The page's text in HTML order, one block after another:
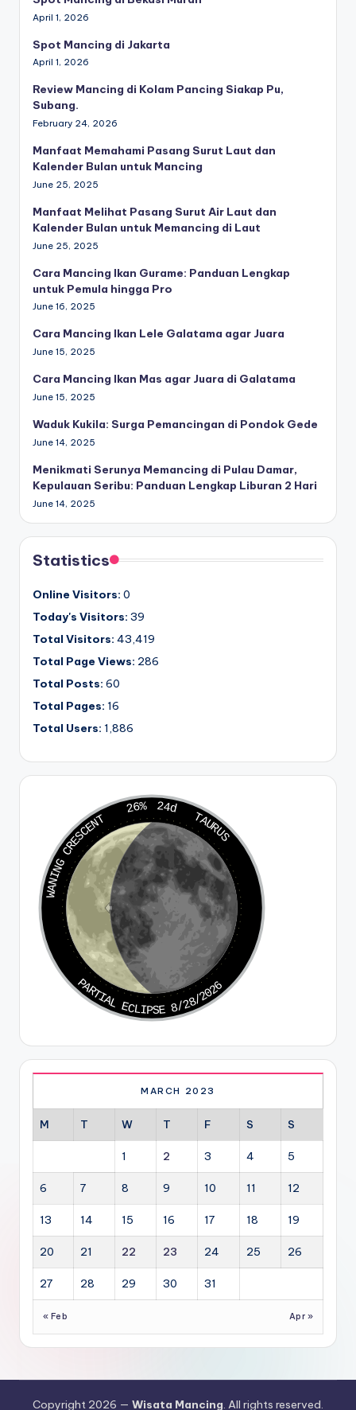
April 1, 2026
Spot Mancing di Jakarta
April 1, 2026
Review Mancing di Kolam Pancing Siakap Pu,
Subang.
February 24, 2026
Manfaat Memahami Pasang Surut Laut dan
Kalender Bulan untuk Mancing
June 25, 2025
Manfaat Melihat Pasang Surut Air Laut dan
Kalender Bulan untuk Memancing di Laut
June 25, 2025
Cara Mancing Ikan Gurame: Panduan Lengkap
untuk Pemula hingga Pro
June 16, 2025
Cara Mancing Ikan Lele Galatama agar Juara
June 15, 2025
Cara Mancing Ikan Mas agar Juara di Galatama
June 15, 2025
Waduk Kukila: Surga Pemancingan di Pondok Gede
June 14, 2025
Menikmati Serunya Memancing di Pulau Damar,
Kepulauan Seribu: Panduan Lengkap Liburan 2 Hari
June 14, 2025
Statistics
Online Visitors: 0
Today's Visitors: 39
Total Visitors: 43,419
Total Page Views: 286
Total Posts: 60
Total Pages: 16
Total Users: 1,886
26% 24d
TAURUS
WANING CRESCENT
PARTIAL ECLIPSE 8/28/2026
MARCH 2023
M T W T F S S
1 2 3 4 5
6 7 8 9 10 11 12
13 14 15 16 17 18 19
20 21 22 23 24 25 26
27 28 29 30 31
« Feb Apr »
Copyright 2026 — Wisata Mancing. All rights reserved.